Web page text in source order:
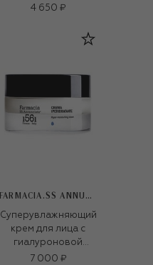
4 650 ₽
FARMACIA.SS ANNUNZIATA 1561
Суперувлажняющий
крем для лица с
гиалуроновой
кислотой и
7 000 ₽